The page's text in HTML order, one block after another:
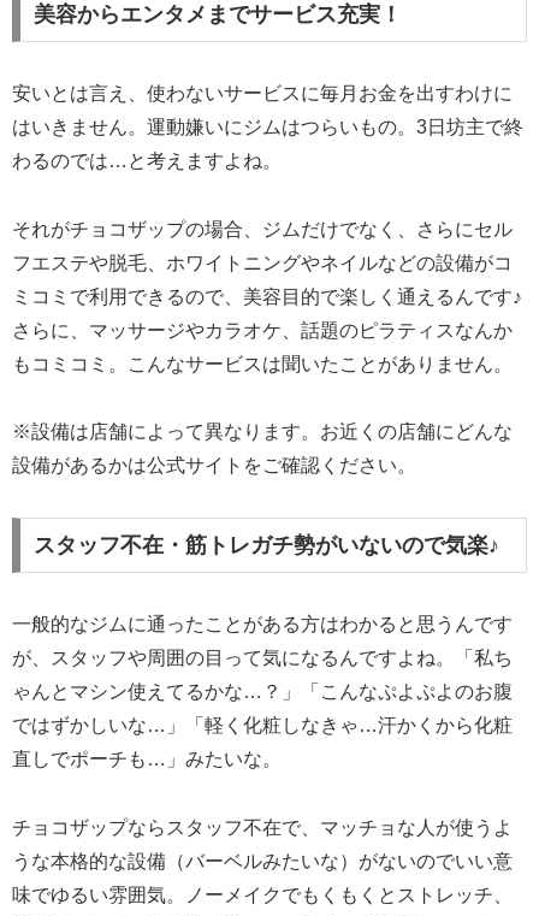
美容からエンタメまでサービス充実！
安いとは言え、使わないサービスに毎月お金を出すわけに
はいきません。運動嫌いにジムはつらいもの。3日坊主で終
わるのでは…と考えますよね。
それがチョコザップの場合、ジムだけでなく、さらにセル
フエステや脱毛、ホワイトニングやネイルなどの設備がコ
ミコミで利用できるので、美容目的で楽しく通えるんです♪
さらに、マッサージやカラオケ、話題のピラティスなんか
もコミコミ。こんなサービスは聞いたことがありません。
※設備は店舗によって異なります。お近くの店舗にどんな
設備があるかは公式サイトをご確認ください。
スタッフ不在・筋トレガチ勢がいないので気楽♪
一般的なジムに通ったことがある方はわかると思うんです
が、スタッフや周囲の目って気になるんですよね。「私ち
ゃんとマシン使えてるかな…？」「こんなぷよぷよのお腹
ではずかしいな…」「軽く化粧しなきゃ…汗かくから化粧
直しでポーチも…」みたいな。
チョコザップならスタッフ不在で、マッチョな人が使うよ
うな本格的な設備（バーベルみたいな）がないのでいい意
味でゆるい雰囲気。ノーメイクでもくもくとストレッチ、